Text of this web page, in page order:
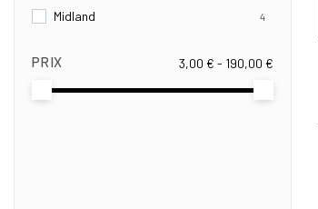
Midland 4
PRIX 3,00 € - 190,00 €